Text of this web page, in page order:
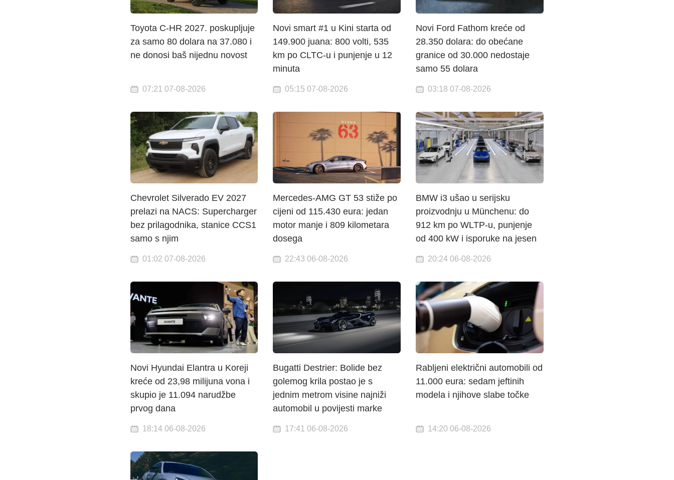
Toyota C-HR 2027. poskupljuje
za samo 80 dolara na 37.080 i
ne donosi baš nijednu novost
07:21 07-08-2026
Novi smart #1 u Kini starta od
149.900 juana: 800 volti, 535
km po CLTC-u i punjenje u 12
minuta
05:15 07-08-2026
Novi Ford Fathom kreće od
28.350 dolara: do obećane
granice od 30.000 nedostaje
samo 55 dolara
03:18 07-08-2026
Chevrolet Silverado EV 2027
prelazi na NACS: Supercharger
bez prilagodnika, stanice CCS1
samo s njim
01:02 07-08-2026
Mercedes-AMG GT 53 stiže po
cijeni od 115.430 eura: jedan
motor manje i 809 kilometara
dosega
22:43 06-08-2026
BMW i3 ušao u serijsku
proizvodnju u Münchenu: do
912 km po WLTP-u, punjenje
od 400 kW i isporuke na jesen
20:24 06-08-2026
Novi Hyundai Elantra u Koreji
kreće od 23,98 milijuna vona i
skupio je 11.094 narudžbe
prvog dana
18:14 06-08-2026
Bugatti Destrier: Bolide bez
golemog krila postao je s
jednim metrom visine najniži
automobil u povijesti marke
17:41 06-08-2026
Rabljeni električni automobili od
11.000 eura: sedam jeftinih
modela i njihove slabe točke
14:20 06-08-2026